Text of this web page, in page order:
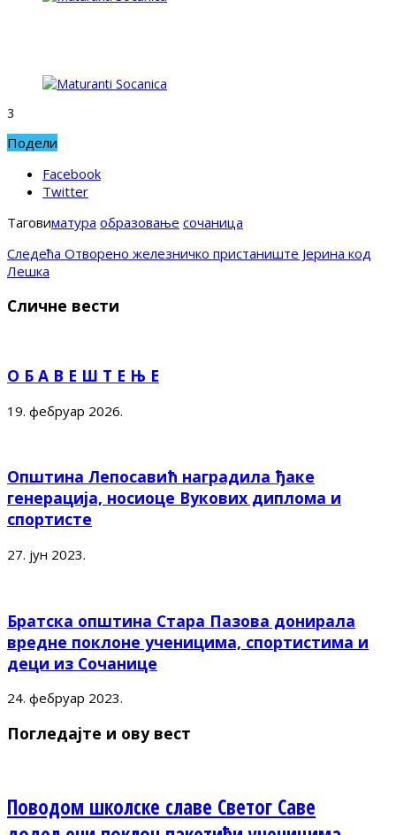
3
Подели
Facebook
Twitter
Таговиматура образовање сочаница
Следећа Отворено железничко пристаниште Јерина код
Лешка
Сличне вести
О Б А В Е Ш Т Е Њ Е
19. фебруар 2026.
Општина Лепосавић наградила ђаке
генерација, носиоце Вукових диплома и
спортисте
27. јун 2023.
Братска општина Стара Пазова донирала
вредне поклоне ученицима, спортистима и
деци из Сочанице
24. фебруар 2023.
Погледајте и ову вест
Поводом школске славе Светог Саве